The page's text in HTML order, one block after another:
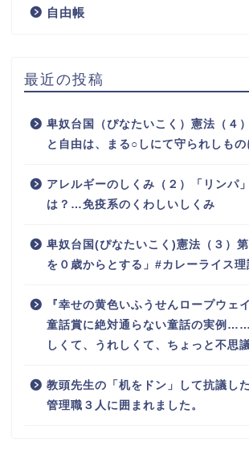
自由帳
最近の投稿
卑奴台国（ぴなたいこく）憲法（４
と自由は、まる○しにて守られしもの
アレルギーのしくみ（２）「リンパ
は？…免疫系のくわしいしくみ
卑奴台国(ぴなたいこく)憲法（３）
を０歳からとする」#カレーライス理
『幸せの黄色いふうせんロープウェ
童話賞に絶対通らない童話の実例
しくて、うれしくて、ちょっと不思
教頭先生の「机をドン」して抗議し
管理職３人に囲まれました。